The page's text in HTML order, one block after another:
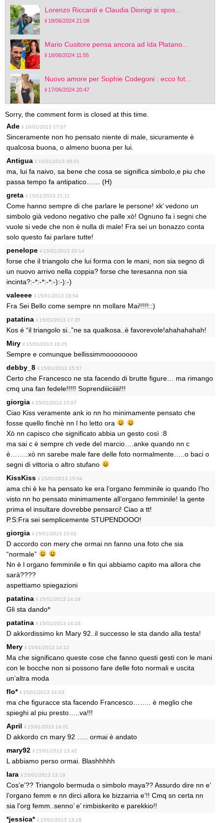
Lorenzo Riccardi e Claudia Dionigi si spos...
il 18/06/2024 21:08
Mario Cusitore pensa ancora ad Ida Platano...
il 18/06/2024 11:55
Nuovo amore per Sophie Codegoni : ecco fot...
il 17/06/2024 20:47
Sorry, the comment form is closed at this time.
Ade il 16/01/2013 17:07
Sinceramente non ho pensato niente di male, sicuramente è
qualcosa buona, o almeno buona per lui.
Antigua il 16/01/2013 08:01
ma, lui fa naivo, sa bene che cosa se significa simbolo,e piu che
passa tempo fa antipatico…… (H)
greta il 15/01/2013 21:11
Come hanno sempre di che parlare le persone! xk’ vedono un
simbolo già vedono negativo che palle xò! Ognuno fa i segni che
vuole si vede che non è nulla di male! Fra sei un bonazzo conta
solo questo fai parlare tutte!
penelope il 15/01/2013 20:14
forse che il triangolo che lui forma con le mani, non sia segno di
un nuovo arrivo nella coppia? forse che teresanna non sia
incinta?:-*:-*:-*:-):-):-)
valeeee il 15/01/2013 18:54
Fra Sei Bello come sempre nn mollare Mai!!!!!::)
patatina il 15/01/2013 17:35
Kos é “il triangolo si..”ne sa qualkosa..è favorevole!ahahahahah!
Miry il 15/01/2013 16:25
Sempre e comunque bellissimmoooooooo
debby_8 il 15/01/2013 15:57
Certo che Francesco ne sta facendo di brutte figure… ma rimango
cmq una fan fedele!!!!! Soprendiiiciiiii!!!
giorgia il 15/01/2013 15:07
Ciao Kiss veramente ank io nn ho minimamente pensato che
fosse quello finchè nn l ho letto ora
Xò nn capisco che significato abbia un gesto così :8
ma sai c è sempre ch vede del marcio….anke quando nn c
è……..xò nn sarebe male fare delle foto normalmente…..o baci o
segni di vittoria o altro stufano
KissKiss il 15/01/2013 15:04
ama chi è ke ha pensato ke era l’organo femminile io quando l’ho
visto nn ho pensato minimamente all’organo femminile! la gente
prima el insultare dovrebbe pensarci! Ciao a tt!
P.S:Fra sei semplicemente STUPENDOOO!
giorgia il 15/01/2013 15:02
D accordo con mery che ormai nn fanno una foto che sia
“normale”
Nn è l organo femminile e fin qui abbiamo capito ma allora che
sarà????
aspettiamo spiegazioni
patatina il 15/01/2013 14:18
Gli sta dando*
patatina il 15/01/2013 14:16
D akkordissimo kn Mary 92..il successo le sta dando alla testa!
Mery il 15/01/2013 14:12
Ma che significano queste cose che fanno questi gesti con le mani
con le bocche non si possono fare delle foto normali e uscita
un’altra moda
flo* il 15/01/2013 14:03
ma che figuracce sta facendo Francesco…….. è meglio che
spieghi al piu presto…..va!!!
April il 15/01/2013 14:01
D akkordo cn mary 92 ….. ormai è andato
mary92 il 15/01/2013 13:42
L abbiamo perso ormai. Blashhhhh
lara il 15/01/2013 13:19
Cos’e’?? Triangolo bermuda o simbolo maya?? Assurdo dire nn e’
l’organo femm e nn dirci allora ke bizzarria e’!! Cmq sn certa nn
sia l’org femm..senno’ e’ rimbiskerito e parekkio!!
*jessica* il 15/01/2013 13:18